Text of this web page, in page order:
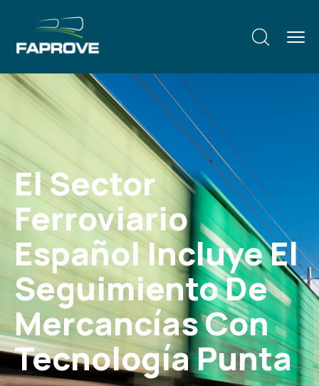
El Sector
Ferroviario
Español Incluye El
Seguimiento De
Mercancías Con
Tecnología Punta